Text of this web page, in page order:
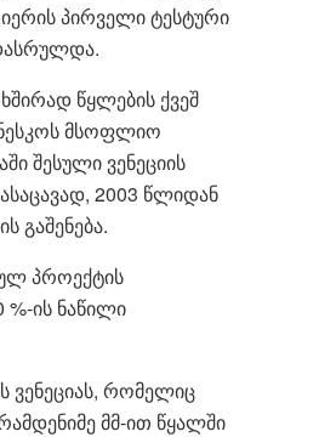
პირველი ტესტური
ხშირად წყლების ქვეშ
მსოფლიო
შესული ვენეციის
2003 წლიდან
გაშენება.
პროექტის
%-ის ნაწილი
ვენეციას, რომელიც
მმ-ით წყალში